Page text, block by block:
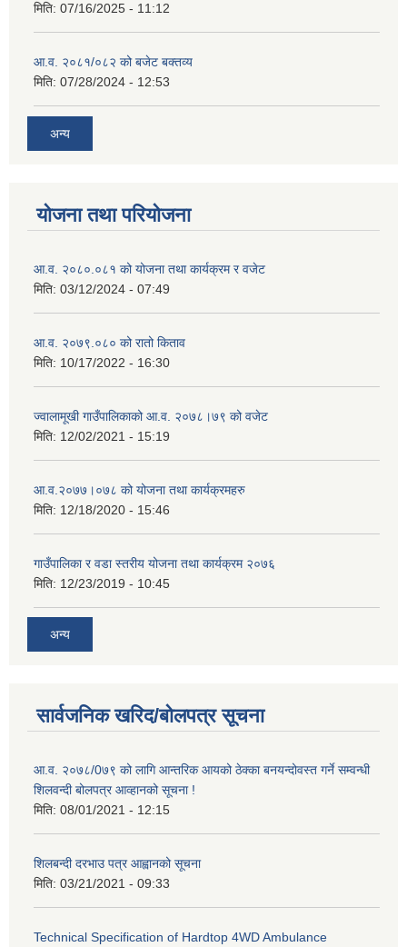
मिति: 07/16/2025 - 11:12
आ.व. २०८१/०८२ को बजेट बक्तव्य
मिति: 07/28/2024 - 12:53
अन्य
योजना तथा परियोजना
आ.व. २०८०.०८१ को योजना तथा कार्यक्रम र वजेट
मिति: 03/12/2024 - 07:49
आ.व. २०७९.०८० को रातो किताव
मिति: 10/17/2022 - 16:30
ज्वालामूखी गाउँपालिकाको आ.व. २०७८।७९ को वजेट
मिति: 12/02/2021 - 15:19
आ.व.२०७७।०७८ को योजना तथा कार्यक्रमहरु
मिति: 12/18/2020 - 15:46
गाउँपालिका र वडा स्तरीय योजना तथा कार्यक्रम २०७६
मिति: 12/23/2019 - 10:45
अन्य
सार्वजनिक खरिद/बोलपत्र सूचना
आ.व. २०७८/0७९ को लागि आन्तरिक आयको ठेक्का बनयन्दोवस्त गर्ने सम्वन्धी
शिलवन्दी बोलपत्र आव्हानको सूचना !
मिति: 08/01/2021 - 12:15
शिलबन्दी दरभाउ पत्र आह्वानको सूचना
मिति: 03/21/2021 - 09:33
Technical Specification of Hardtop 4WD Ambulance